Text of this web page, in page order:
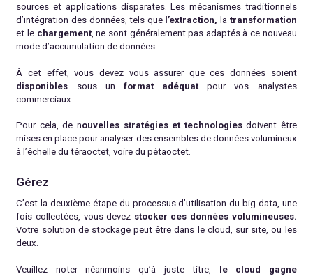
sources et applications disparates. Les mécanismes traditionnels
d’intégration des données, tels que l’extraction, la transformation
et le chargement, ne sont généralement pas adaptés à ce nouveau
mode d’accumulation de données.
À cet effet, vous devez vous assurer que ces données soient
disponibles sous un format adéquat pour vos analystes
commerciaux.
Pour cela, de nouvelles stratégies et technologiesdoivent être
mises en place pour analyser des ensembles de données volumineux
à l’échelle du téraoctet, voire du pétaoctet.
Gérez
C’est la deuxième étape du processus d’utilisation du big data, une
fois collectées, vous devez stocker ces données volumineuses.
Votre solution de stockage peut être dans le cloud, sur site, ou les
deux.
Veuillez noter néanmoins qu’à juste titre,
le cloud gagne